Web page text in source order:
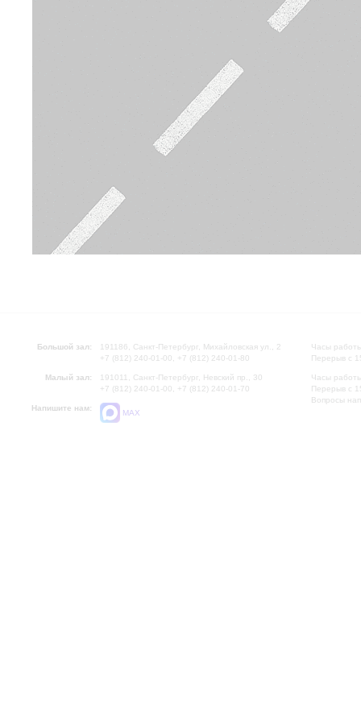
Большой зал:
191186, Санкт-Петербург, Михайловская ул., 2
+7 (812) 240-01-00, +7 (812) 240-01-80
Малый зал:
191011, Санкт-Петербург, Невский пр., 30
+7 (812) 240-01-00, +7 (812) 240-01-70
Напишите нам:
MAX
Часы
Перерыв с
Часы
Перерыв с
Вопросы